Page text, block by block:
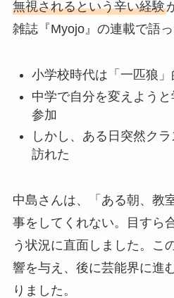
無視されるという辛い経験
雑誌『Myojo』の連載で語
小学校時代は「一匹狼
中学で自分を変えよう
参加
しかし、ある日突然ク
訪れた
中島さんは、「ある朝、教
事をしてくれない。目す
う状況に直面しました。こ
響を与え、後に芸能界に進
りました。